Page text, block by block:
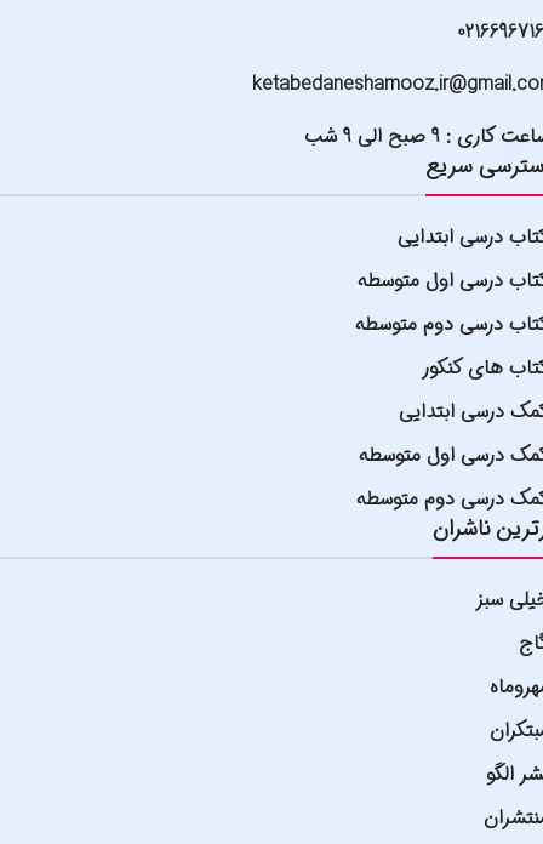
کاری : 9 صبح الی 9 شب
سریع
درسی ابتدایی
درسی اول متوسطه
درسی دوم متوسطه
های کنکور
درسی ابتدایی
درسی اول متوسطه
درسی دوم متوسطه
ناشران
سبز
الگو